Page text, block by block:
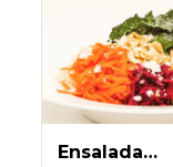
Ensalada